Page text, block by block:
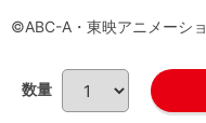
©ABC-A・東映アニメーシ
数量